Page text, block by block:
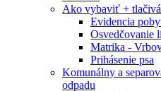
Ako vybaviť + tlačivá
Evidencia
Osvedčovanie
Matrika -
Prihásenie psa
Komunálny a
odpadu